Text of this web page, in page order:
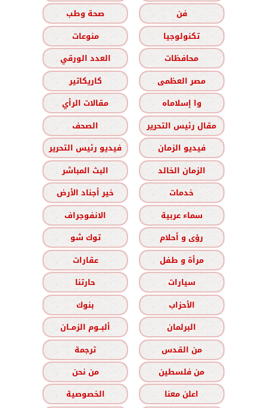
فن
صحة وطب
تكنولوجيا
منوعات
محافظات
العدد الورقي
مصر العظمى
كاريكاتير
وا إسلاماه
مقالات الرأي
مقال رئيس التحرير
الصحف
فيديو الزمان
فيديو رئيس التحرير
الزمان الخالد
البث المباشر
خدمات
خير أجناد الأرض
سماء عربية
الانفوجراف
رؤى و أحلام
توك شو
مرأة و طفل
عقارات
سيارات
حارتنا
الأحزاب
بنوك
البرلمان
ألبــوم الزمــان
من القدس
ترجمة
من فلسطين
من نحن
اعلن معنا
الخصوصية